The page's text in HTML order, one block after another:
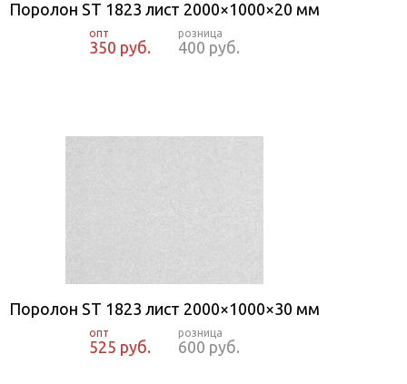
Поролон ST 1823 лист 2000×1000×20 мм
350 руб. 400 руб.
Поролон ST 1823 лист 2000×1000×30 мм
525 руб. 600 руб.